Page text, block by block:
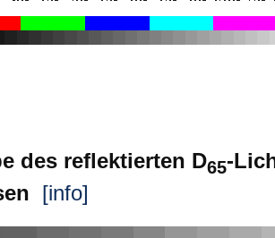
des reflektierten D65-
[info]